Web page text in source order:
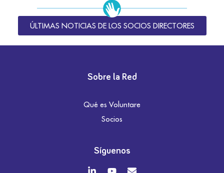
ÚLTIMAS NOTICIAS DE LOS SOCIOS DIRECTORES
Sobre la Red
Qué es Voluntare
Socios
Síguenos